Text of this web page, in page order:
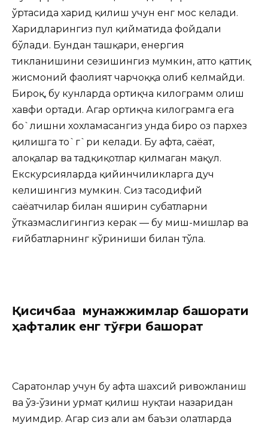
ўртасида харид қилиш учун енг мос келади.
Харидларингиз пул қийматида фойдали
бўлади. Бундан ташқари, енергия
тикланишини сезишингиз мумкин, ҳатто қаттиқ
жисмоний фаолият чарчоққа олиб келмайди.
Бироқ, бу кунларда ортиқча килограмм олиш
хавфи ортади. Агар ортиқча килограмга ега
бо`лишни хохламасангиз унда биро оз пархез
қилишга то`г`ри келади. Бу ҳафта, саёҳат,
алоқалар ва тадқиқотлар қилмаган мақул.
Екскурсияларда қийинчиликларга дуч
келишингиз мумкин. Сиз тасодифий
саёҳатчилар билан яширин суҳбатларни
ўтказмаслигингиз керак — бу миш-мишлар ва
ғийбатларнинг кўриниши билан тўла.
Қисқичбақа мунажжимлар башорати
ҳафталик енг тўғри башорат
Саратонлар учун бу ҳафта шахсий ривожланиш
ва ўз-ўзини ҳурмат қилиш нуқтаи назаридан
муҳимдир. Агар сиз ҳали ҳам баъзи ҳолатларда